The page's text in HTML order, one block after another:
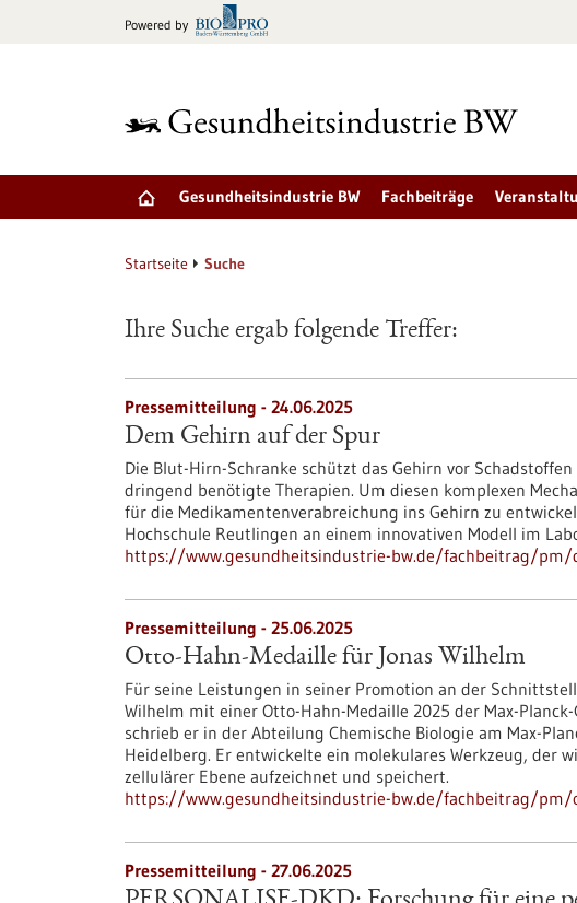
Powered by
Gesundheitsindustrie BW Fachbeiträge
Startseite Suche
Ihre Suche ergab folgende Treffer:
Pressemitteilung - 24.06.2025
Dem Gehirn auf der Spur
Die Blut-Hirn-Schranke schützt das Gehirn vor
dringend benötigte Therapien. Um diesen komplexen
für die Medikamentenverabreichung ins Gehirn zu
Hochschule Reutlingen an einem innovativen Modell im
https://www.gesundheitsindustrie-bw.de/fachbeitrag/pm/
Pressemitteilung - 25.06.2025
Otto-Hahn-Medaille für Jonas Wilhelm
Für seine Leistungen in seiner Promotion an der
Wilhelm mit einer Otto-Hahn-Medaille 2025 der Max-
schrieb er in der Abteilung Chemische Biologie am Max-
Heidelberg. Er entwickelte ein molekulares Werkzeug, der
zellulärer Ebene aufzeichnet und speichert.
https://www.gesundheitsindustrie-bw.de/fachbeitrag/pm/
Pressemitteilung - 27.06.2025